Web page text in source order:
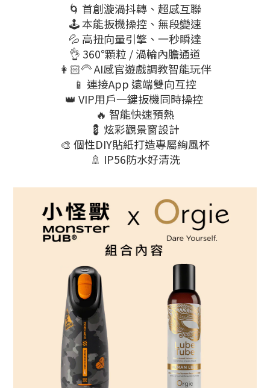
🌀 首創漩渦抖轉、超感互聯
🕹️ 本能扳機操控、無段變速
💦 高扭向量引擎、一秒瞬達
👌 360°顆粒 / 渦輪內膽通道
👩🏻‍🦳 AI感官遊戲調教智能玩伴
📱 連接App 遠端雙向互控
👑 VIP用戶一鍵扳機同時操控
🔥 智能快速預熱
💈 炫彩觀景窗設計
🎨 個性DIY貼紙打造專屬絢風杯
🚿 IP56防水好清洗